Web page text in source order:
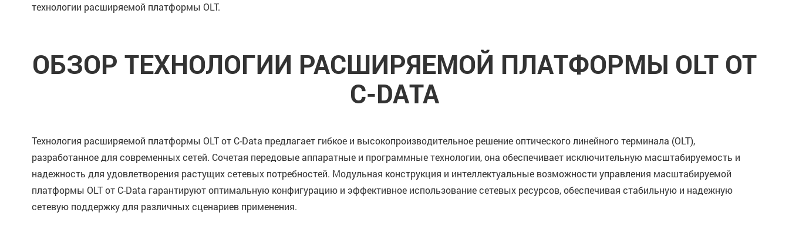
технологии расширяемой платформы OLT.
ОБЗОР ТЕХНОЛОГИИ РАСШИРЯЕМОЙ ПЛАТФОРМЫ OLT ОТ
C-DATA
Технология расширяемой платформы OLT от C-Data предлагает гибкое и высокопроизводительное решение оптического линейного терминала (OLT),
разработанное для современных сетей. Сочетая передовые аппаратные и программные технологии, она обеспечивает исключительную масштабируемость и
надежность для удовлетворения растущих сетевых потребностей. Модульная конструкция и интеллектуальные возможности управления масштабируемой
платформы OLT от C-Data гарантируют оптимальную конфигурацию и эффективное использование сетевых ресурсов, обеспечивая стабильную и надежную
сетевую поддержку для различных сценариев применения.